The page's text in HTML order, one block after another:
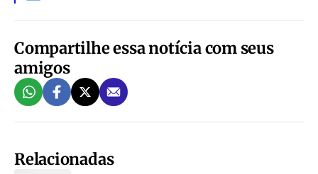
Compartilhe essa notícia com seus
amigos
Relacionadas